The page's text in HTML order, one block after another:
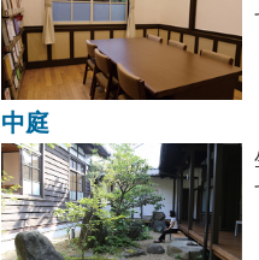
中庭